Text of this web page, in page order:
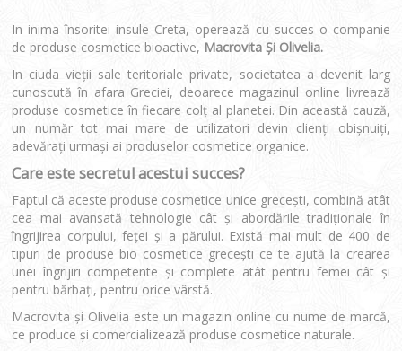
In inima însoritei insule Creta, operează cu succes o companie
de produse cosmetice bioactive, Macrovita Şi Olivelia.
In ciuda vieţii sale teritoriale private, societatea a devenit larg
cunoscută în afara Greciei, deoarece magazinul online livrează
produse cosmetice în fiecare colţ al planetei. Din această cauză,
un număr tot mai mare de utilizatori devin clienţi obişnuiţi,
adevăraţi urmaşi ai produselor cosmetice organice.
Care este secretul acestui succes?
Faptul că aceste produse cosmetice unice greceşti, combină atât
cea mai avansată tehnologie cât şi abordările tradiţionale în
îngrijirea corpului, feţei şi a părului. Există mai mult de 400 de
tipuri de produse bio cosmetice greceşti ce te ajută la crearea
unei îngrijiri competente şi complete atât pentru femei cât şi
pentru bărbaţi, pentru orice vârstă.
Macrovita şi Olivelia este un magazin online cu nume de marcă,
ce produce şi comercializează produse cosmetice naturale.